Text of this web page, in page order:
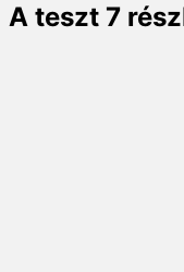
A teszt 7